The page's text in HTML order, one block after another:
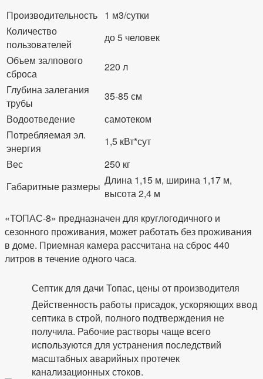
Производительность 1 м3/сутки
Количество
пользователей
до 5 человек
Объем залпового
сброса
220 л
Глубина залегания
трубы
35-85 см
Водоотведение
самотеком
Потребляемая эл.
энергия
1,5 кВт*сут
Вес
250 кг
Габаритные размеры Длина 1,15 м, ширина 1,17 м,
высота 2,4 м
«ТОПАС-8» предназначен для круглогодичного и
сезонного проживания, может работать без проживания
в доме. Приемная камера рассчитана на сброс 440
литров в течение одного часа.
Септик для дачи Топас, цены от производителя
Действенность работы присадок, ускоряющих ввод
септика в строй, полного подтверждения не
получила. Рабочие растворы чаще всего
используются для устранения последствий
масштабных аварийных протечек
канализационных стоков.